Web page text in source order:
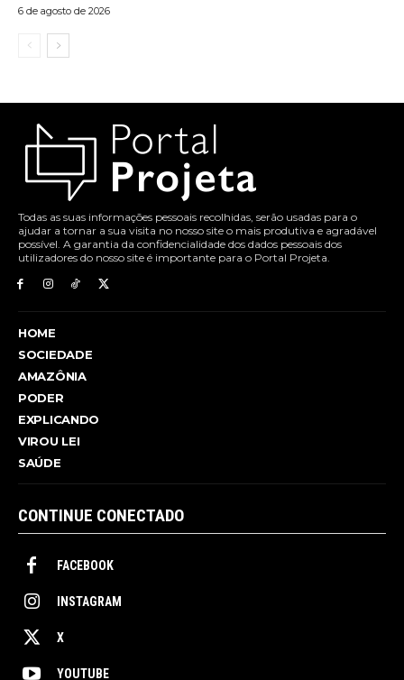
6 de agosto de 2026
Todas as suas informações pessoais recolhidas, serão usadas para o
ajudar a tornar a sua visita no nosso site o mais produtiva e agradável
possível. A garantia da confidencialidade dos dados pessoais dos
utilizadores do nosso site é importante para o Portal Projeta.
HOME
SOCIEDADE
AMAZÔNIA
PODER
EXPLICANDO
VIROU LEI
SAÚDE
CONTINUE CONECTADO
FACEBOOK
INSTAGRAM
X
YOUTUBE